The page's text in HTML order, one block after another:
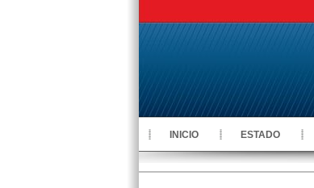
INICIO ESTADO